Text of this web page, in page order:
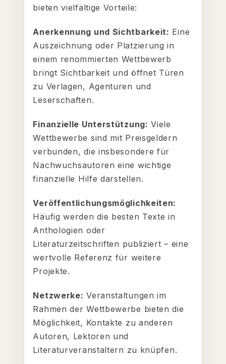
bieten vielfältige Vorteile:
Anerkennung und Sichtbarkeit: Eine
Auszeichnung oder Platzierung in
einem renommierten Wettbewerb
bringt Sichtbarkeit und öffnet Türen
zu Verlagen, Agenturen und
Leserschaften.
Finanzielle Unterstützung: Viele
Wettbewerbe sind mit Preisgeldern
verbunden, die insbesondere für
Nachwuchsautoren eine wichtige
finanzielle Hilfe darstellen.
Veröffentlichungsmöglichkeiten:
Häufig werden die besten Texte in
Anthologien oder
Literaturzeitschriften publiziert – eine
wertvolle Referenz für weitere
Projekte.
Netzwerke: Veranstaltungen im
Rahmen der Wettbewerbe bieten die
Möglichkeit, Kontakte zu anderen
Autoren, Lektoren und
Literaturveranstaltern zu knüpfen.